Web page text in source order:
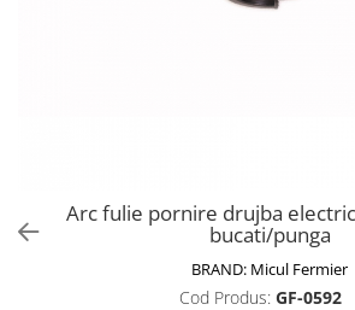
Motoburghie si accesorii
Accesorii motoburghie
Arc fulie pornire drujba
bucati/punga
BRAND: Micul Fermier
Cod Produs: GF-0592